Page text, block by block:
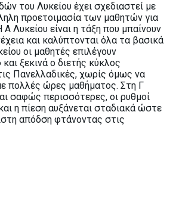
του Λυκείου έχει σχεδιαστεί με
προετοιμασία των μαθητών για
Λυκείου είναι η τάξη που μπαίνουν
και καλύπτονται όλα τα βασικά
οι μαθητές επιλέγουν
ξεκινά ο διετής κύκλος
Πανελλαδικές, χωρίς όμως να
πολλές ώρες μαθήματος. Στη Γ
σαφώς περισσότερες, οι ρυθμοί
η πίεση αυξάνεται σταδιακά ώστε
απόδση φτάνοντας στις